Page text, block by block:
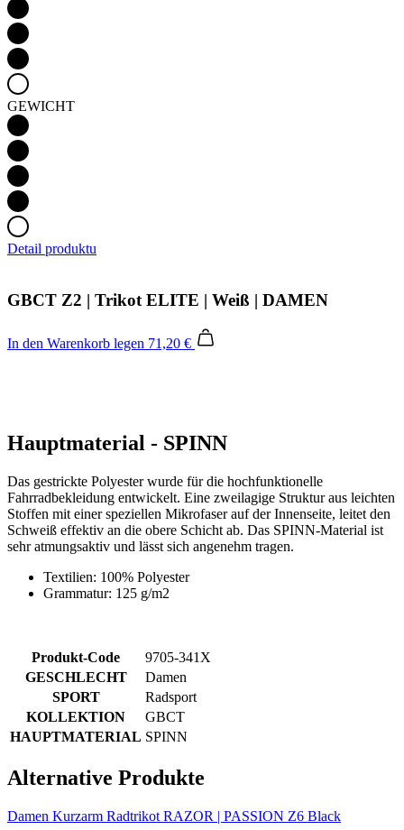
GEWICHT
Detail produktu
GBCT Z2 | Trikot ELITE | Weiß | DAMEN
In den Warenkorb legen 71,20 €
Hauptmaterial - SPINN
Das gestrickte Polyester wurde für die hochfunktionelle
Fahrradbekleidung entwickelt. Eine zweilagige Struktur aus leichten
Stoffen mit einer speziellen Mikrofaser auf der Innenseite, leitet den
Schweiß effektiv an die obere Schicht ab. Das SPINN-Material ist
sehr atmungsaktiv und lässt sich angenehm tragen.
Textilien: 100% Polyester
Grammatur: 125 g/m2
Produkt-Code
9705-341X
GESCHLECHT
Damen
SPORT
Radsport
KOLLEKTION
GBCT
HAUPTMATERIAL SPINN
Alternative Produkte
Damen Kurzarm Radtrikot RAZOR | PASSION Z6 Black